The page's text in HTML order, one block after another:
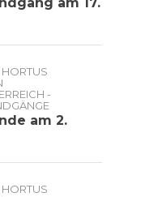
am 17.
HORTUS
-
am 2.
HORTUS